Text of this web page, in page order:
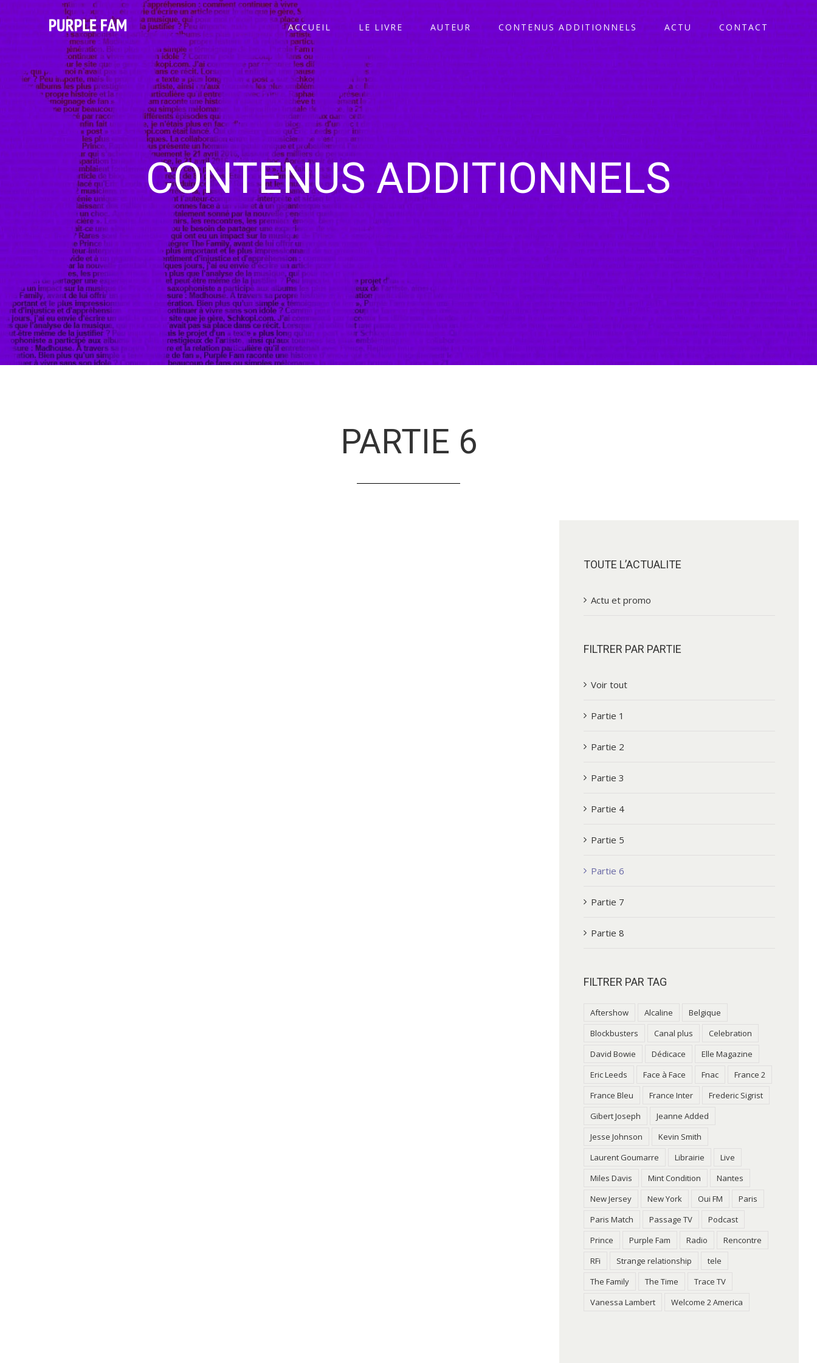
ACCUEIL LE LIVRE AUTEUR CONTENUS ADDITIONNELS ACTU CONTACT
CONTENUS ADDITIONNELS
PARTIE 6
TOUTE L’ACTUALITE
Actu et promo
FILTRER PAR PARTIE
Voir tout
Partie 1
Partie 2
Partie 3
Partie 4
Partie 5
Partie 6
Partie 7
Partie 8
FILTRER PAR TAG
Aftershow Alcaline
Belgique
Blockbusters
Canal plus
Celebration
David Bowie
Dédicace
Elle Magazine
Eric Leeds
Face à Face Fnac
France 2
France Bleu
France Inter
Frederic Sigrist
Gibert Joseph
Jeanne Added
Jesse Johnson
Kevin Smith
Laurent Goumarre
Librairie
Live
Miles Davis
Mint Condition
Nantes
New Jersey
New York Oui FM
Paris
Paris Match
Passage TV
Podcast
Prince
Purple Fam Radio
Rencontre
RFi
Strange relationship
tele
The Family
The Time
Trace TV
Vanessa Lambert
Welcome 2 America